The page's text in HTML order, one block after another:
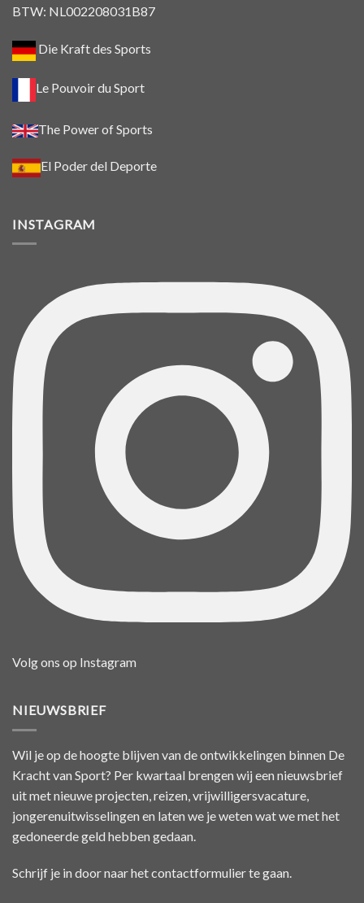
BTW: NL002208031B87
Die Kraft des Sports
Le Pouvoir du Sport
The Power of Sports
El Poder del Deporte
INSTAGRAM
Volg ons op Instagram
NIEUWSBRIEF
Wil je op de hoogte blijven van de ontwikkelingen binnen De
Kracht van Sport? Per kwartaal brengen wij een nieuwsbrief
uit met nieuwe projecten, reizen, vrijwilligersvacature,
jongerenuitwisselingen en laten we je weten wat we met het
gedoneerde geld hebben gedaan.
Schrijf je in door naar hetcontactformulierte gaan.